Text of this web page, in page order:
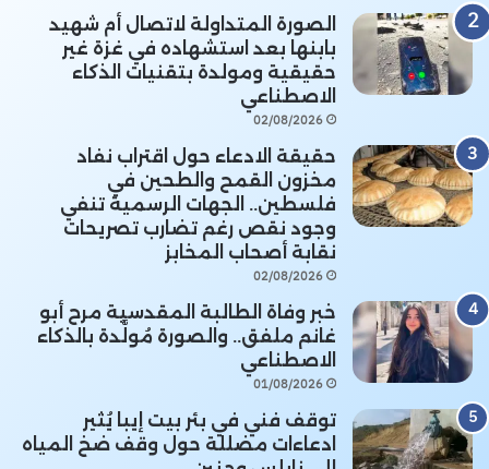
الصورة المتداولة لاتصال أم شهيد
بابنها بعد استشهاده في غزة غير
حقيقية ومولدة بتقنيات الذكاء
الاصطناعي
02/08/2026
حقيقة الادعاء حول اقتراب نفاد
مخزون القمح والطحين في
فلسطين.. الجهات الرسمية تنفي
وجود نقص رغم تضارب تصريحات
نقابة أصحاب المخابز
02/08/2026
خبر وفاة الطالبة المقدسية مرح أبو
غانم ملفق.. والصورة مُولَّدة بالذكاء
الاصطناعي
01/08/2026
توقف فني في بئر بيت إيبا يُثير
ادعاءات مضللة حول وقف ضخ المياه